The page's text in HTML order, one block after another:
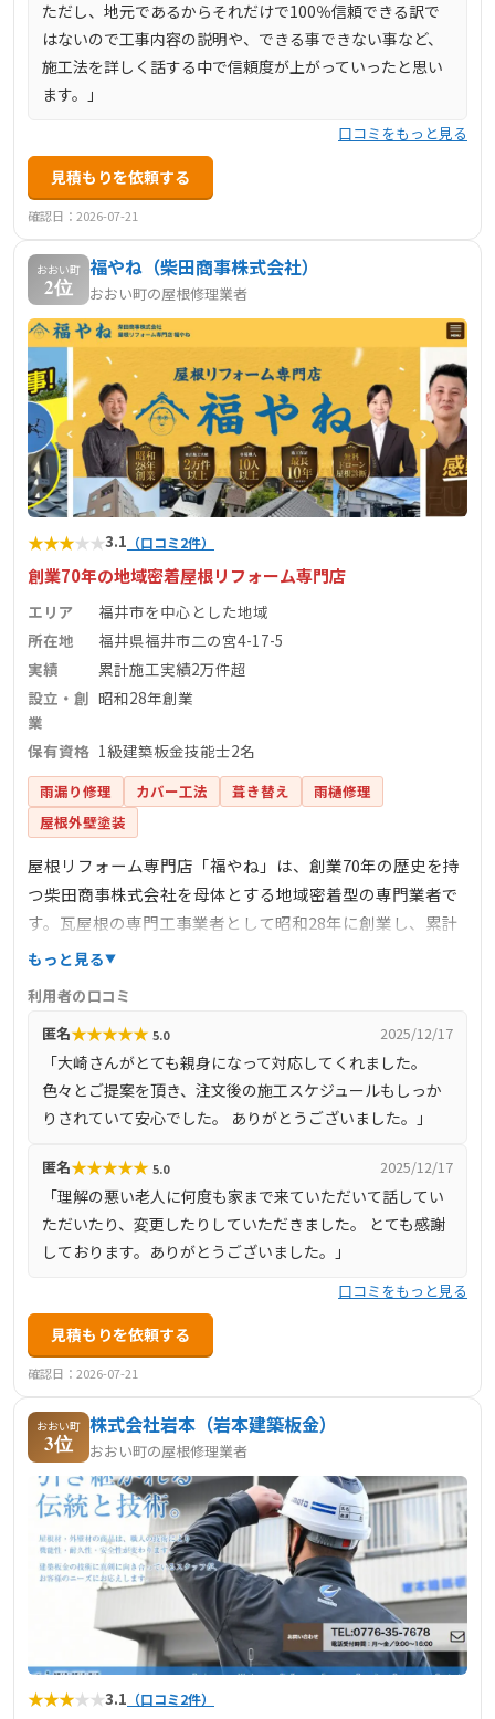
ただし、地元であるからそれだけで100％信頼できる訳で
はないので工事内容の説明や、できる事できない事など、
施工法を詳しく話する中で信頼度が上がっていったと思い
ます。」
口コミをもっと見る
見積もりを依頼する
確認日：2026-07-21
おおい町
2位
福やね（柴田商事株式会社）
おおい町の屋根修理業者
★★★★★3.1 （口コミ2件）
創業70年の地域密着屋根リフォーム専門店
エリア
福井市を中心とした地域
所在地
福井県福井市二の宮4-17-5
実績
累計施工実績2万件超
設立・創
業
昭和28年創業
保有資格 1級建築板金技能士2名
雨漏り修理 カバー工法 葺き替え
雨樋修理
屋根外壁塗装
屋根リフォーム専門店「福やね」は、創業70年の歴史を持
つ柴田商事株式会社を母体とする地域密着型の専門業者で
す。瓦屋根の専門工事業者として昭和28年に創業し、累計
施工実績は2万件を超える豊富な経験を誇ります。1級建築
1名など有資格者が多数在籍し、20年以上のキャリアを持
つベテラン職人が高品質な施工を提供。メーカーから直接
材料を仕入れることでコストを抑えた施工が可能で、地域
密着だからこそできる即対応やアフターフォローが強みで
す。屋根工事の進捗状況を詳細に報告し、お客様の負担を
もっと見る
利用者の口コミ
匿名★★★★★ 5.0 2025/12/17
「大崎さんがとても親身になって対応してくれました。
色々とご提案を頂き、注文後の施工スケジュールもしっか
りされていて安心でした。 ありがとうございました。」
匿名★★★★★ 5.0 2025/12/17
「理解の悪い老人に何度も家まで来ていただいて話してい
ただいたり、変更したりしていただきました。 とても感謝
しております。ありがとうございました。」
口コミをもっと見る
見積もりを依頼する
確認日：2026-07-21
おおい町
3位
株式会社岩本（岩本建築板金）
おおい町の屋根修理業者
★★★★★3.1 （口コミ2件）